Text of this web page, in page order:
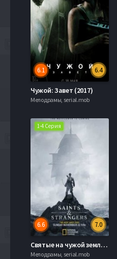
6.4
6.1
Чужой: Завет (2017)
Мелодрамы, serial.mob
1-4 Серия
7.0
6.6
Святые на чужой земле / Святые и чужие (2015)
Мелодрамы, serial.mob